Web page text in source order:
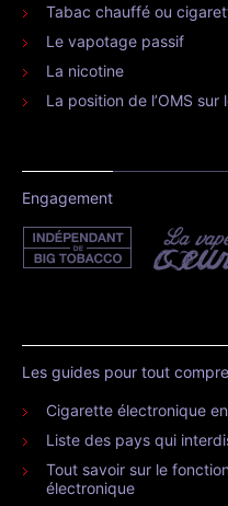
Tabac chauffé ou
Le vapotage passif
La nicotine
La position de l’OMS
Engagement
Les guides pour tout
Cigarette électronique
Liste des pays qui
Tout savoir sur le
électronique